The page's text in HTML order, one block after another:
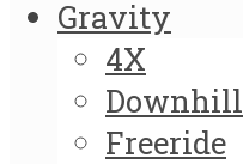
Gravity
4X
Downhill
Freeride